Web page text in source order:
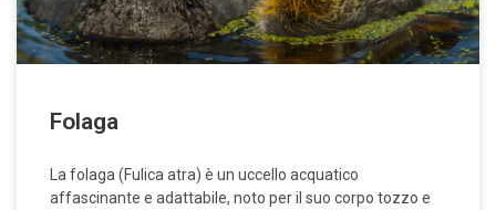
Folaga
La folaga (Fulica atra) è un uccello acquatico
affascinante e adattabile, noto per il suo corpo tozzo e